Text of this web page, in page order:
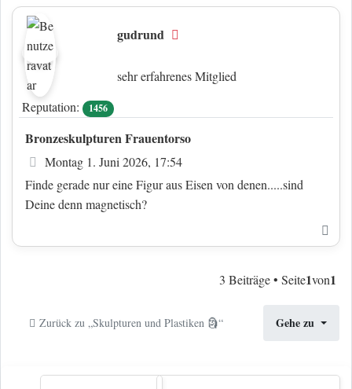
gudrund
sehr erfahrenes Mitglied
Reputation:
1456
Bronzeskulpturen Frauentorso
Beitrag
Montag 1. Juni 2026, 17:54
Finde gerade nur eine Figur aus Eisen von denen.....sind
Deine denn magnetisch?
3 Beiträge • Seite1von1
Zurück zu „Skulpturen und Plastiken 🗿“ Gehe zu